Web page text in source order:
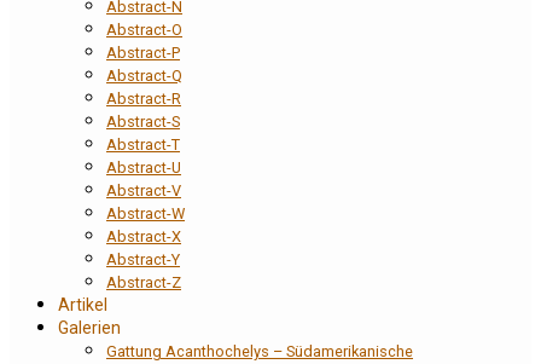
Abstract-N
Abstract-O
Abstract-P
Abstract-Q
Abstract-R
Abstract-S
Abstract-T
Abstract-U
Abstract-V
Abstract-W
Abstract-X
Abstract-Y
Abstract-Z
Artikel
Galerien
Gattung Acanthochelys – Südamerikanische